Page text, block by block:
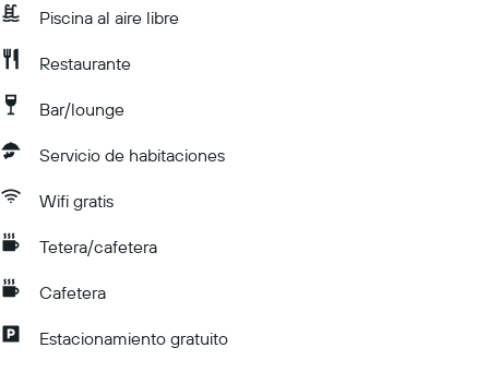
Piscina al aire libre
Restaurante
Bar/lounge
Servicio de habitaciones
Wifi gratis
Tetera/cafetera
Cafetera
Estacionamiento gratuito